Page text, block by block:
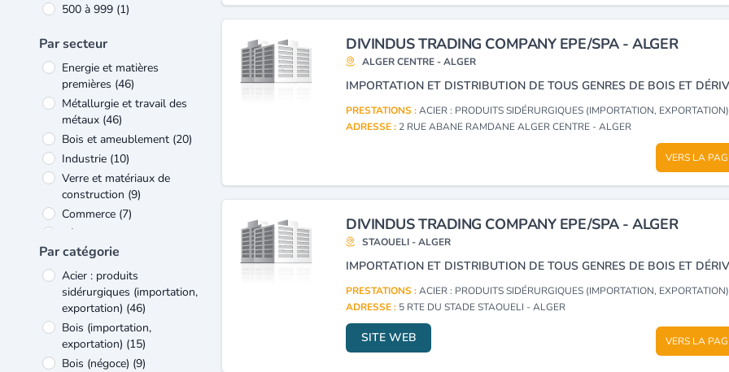
500 à 999 (1)
Par secteur
Energie et matières
premières (46)
Métallurgie et travail des
métaux (46)
Bois et ameublement (20)
Industrie (10)
Verre et matériaux de
construction (9)
Commerce (7)
Bâtiment et travaux publics
(4)
Construction mécanique et
industrie - équipements
Caoutchouc et matières
plastiques
(1)
Equipement électrique et
électronique(1)
Par catégorie
Acier : produits
sidérurgiques (importation,
exportation) (46)
Bois (importation,
exportation) (15)
Bois (négoce) (9)
DIVINDUS TRADING COMPANY EPE/SPA - ALGER
ALGER CENTRE - ALGER
IMPORTATION ET DISTRIBUTION DE TOUS GENRES DE BOIS ET
PRESTATIONS :ACIER : PRODUITS SIDÉRURGIQUES (IMPORTATION, EXPORTATION)
ADRESSE : 2 RUE ABANE RAMDANE ALGER CENTRE - ALGER
VERS LA
DIVINDUS TRADING COMPANY EPE/SPA - ALGER
STAOUELI - ALGER
PRESTATIONS :ACIER : PRODUITS SIDÉRURGIQUES (IMPORTATION, EXPORTATION)
ADRESSE : 5 RTE DU STADE STAOUELI - ALGER
SITE WEB VERS LA